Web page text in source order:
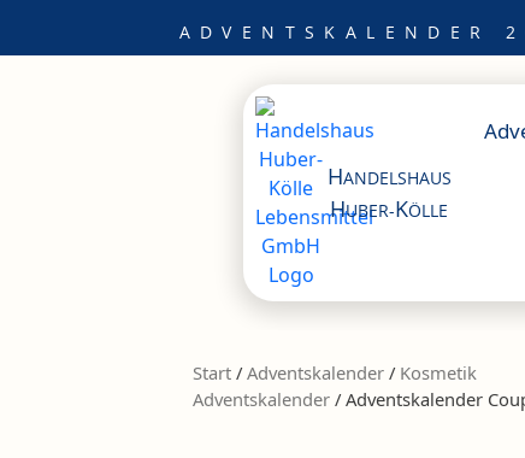
HANDELSHAUS
HUBER-KÖLLE
Start /Adventskalender / Kosmetik
Adventskalender / Adventskalender